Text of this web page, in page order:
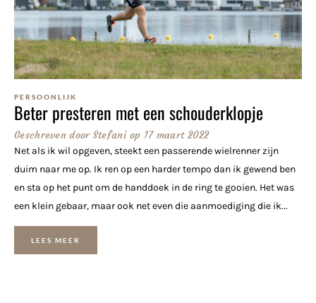
PERSOONLIJK
Beter presteren met een schouderklopje
Geschreven doorStefani op 17 maart 2022
Net als ik wil opgeven, steekt een passerende wielrenner zijn
duim naar me op. Ik ren op een harder tempo dan ik gewend ben
en sta op het punt om de handdoek in de ring te gooien. Het was
een klein gebaar, maar ook net even die aanmoediging die ik...
LEES MEER